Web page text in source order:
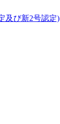
及び新2号認定)